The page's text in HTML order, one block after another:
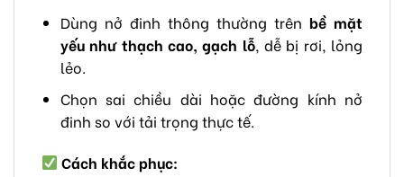
Dùng nở đinh thông thường trên bề mặt
yếu như thạch cao, gạch lỗ, dễ bị rơi, lỏng
lẻo.
Chọn sai chiều dài hoặc đường kính nở
đinh so với tải trọng thực tế.
Cách khắc phục: